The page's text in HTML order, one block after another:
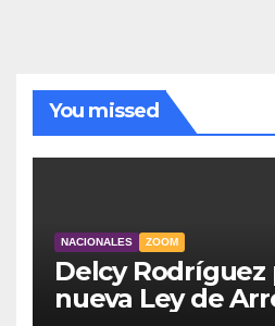
You missed
NACIONALES ZOOM
Delcy
nueva Ley de